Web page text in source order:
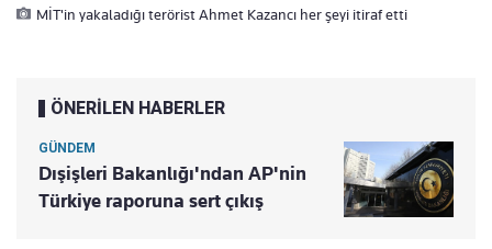
MİT'in yakaladığı terörist Ahmet Kazancı her şeyi itiraf etti
ÖNERİLEN HABERLER
GÜNDEM
Dışişleri Bakanlığı'ndan AP'nin
Türkiye raporuna sert çıkış